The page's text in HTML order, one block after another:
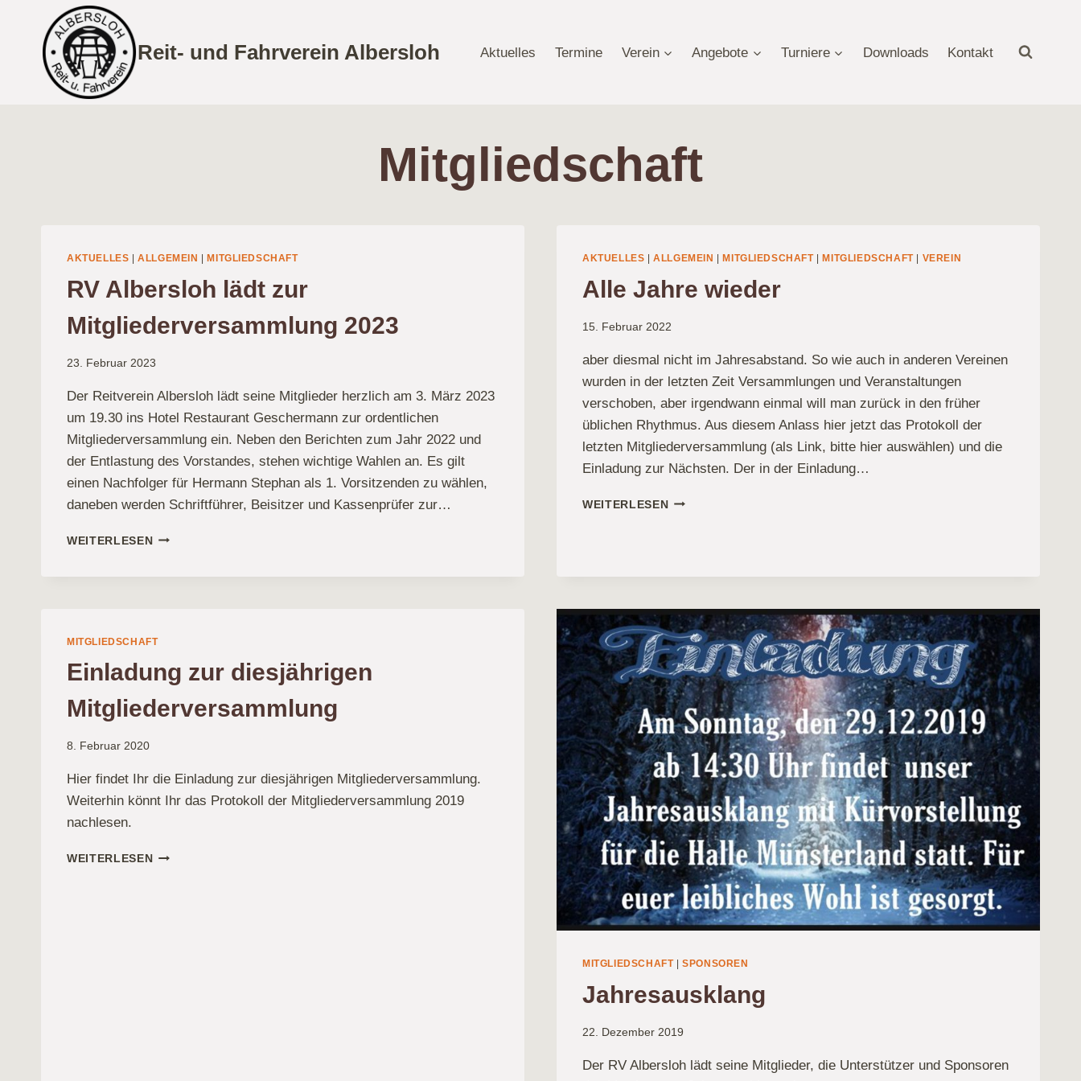
springen
Reit- und Fahrverein Albersloh Aktuelles Termine Verein Angebote Turniere Downloads Kontakt
Mitgliedschaft
AKTUELLES |ALLGEMEIN MITGLIEDSCHAFT
RV Albersloh lädt zur
Mitgliederversammlung 2023
23. Februar 2023
Der Reitverein Albersloh lädt seine Mitglieder herzlich am 3. März 2023
um 19.30 ins Hotel Restaurant Geschermann zur ordentlichen
Mitgliederversammlung ein. Neben den Berichten zum Jahr 2022 und
der Entlastung des Vorstandes, stehen wichtige Wahlen an. Es gilt
einen Nachfolger für Hermann Stephan als 1. Vorsitzenden zu wählen,
daneben werden Schriftführer, Beisitzer und Kassenprüfer zur…
WEITERLESENRV
AKTUELLES |ALLGEMEIN MITGLIEDSCHAFT| MITGLIEDSCHAFT| VEREIN
Alle Jahre wieder
15. Februar 2022
aber diesmal nicht im Jahresabstand. So wie auch in anderen Vereinen
wurden in der letzten Zeit Versammlungen und Veranstaltungen
verschoben, aber irgendwann einmal will man zurück in den früher
üblichen Rhythmus. Aus diesem Anlass hier jetzt das Protokoll der
letzten Mitgliederversammlung (als Link, bitte hier auswählen) und die
Einladung zur Nächsten. Der in der Einladung…
WEITERLESENALLE
MITGLIEDSCHAFT
Einladung zur diesjährigen
Mitgliederversammlung
8. Februar 2020
Hier findet Ihr die Einladung zur diesjährigen Mitgliederversammlung.
Weiterhin könnt Ihr das Protokoll der Mitgliederversammlung 2019
nachlesen.
WEITERLESENEINLADUNG
MITGLIEDSCHAFT|SPONSOREN
Jahresausklang
22. Dezember 2019
Der RV Albersloh lädt seine Mitglieder, die Unterstützer und Sponsoren